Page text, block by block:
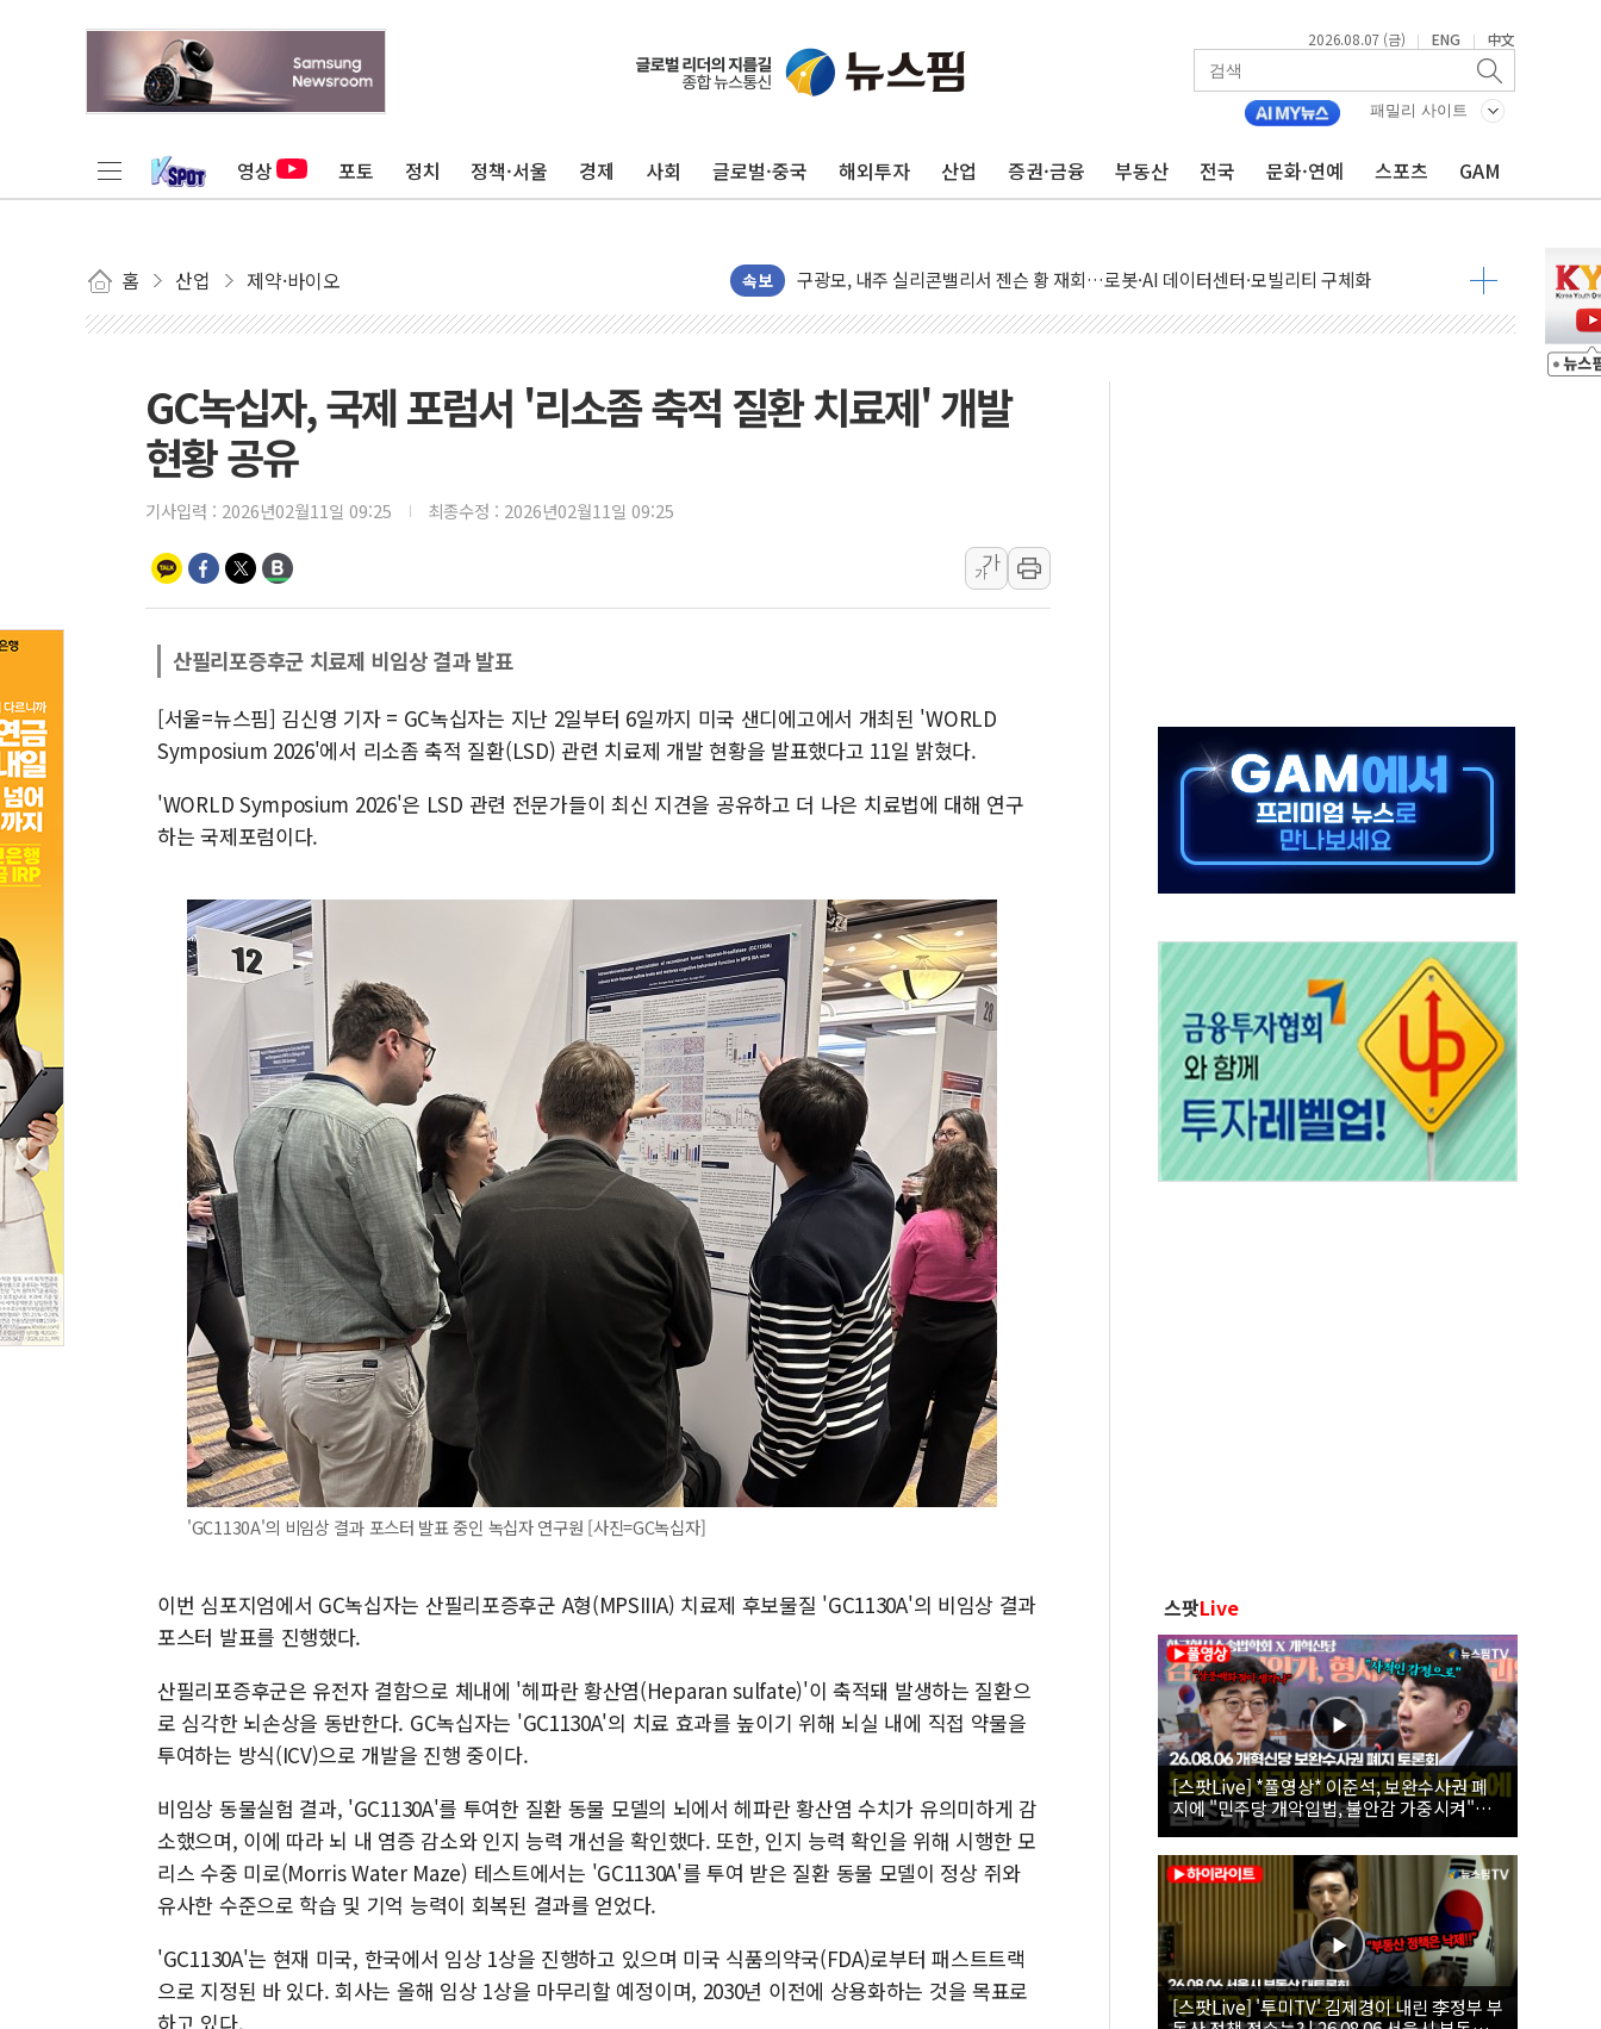
2026.08.07 (금) | ENG | 中文
패밀리 사이트
영상 포토 정치 정책·서울 경제 사회 글로벌·중국 해외투자 산업 증권·금융 부동산 전국 문화·연예 스포츠 GAM
홈 산업 제약·바이오 속보
유럽증시, 견조한 실적 소화하며 대부분 상승… "2분기 기업 순이익 21% 증가" 전망
리투아니아 국방 "러, 우크라 드론으로 나토 회원국 공격 검토… 거짓 깃발 작전"
뉴욕증시 개장 전 특징주...모더나·아이온큐·도어대시↑ VS 샌디스크·피그마·앱러빈↓
김정관 장관 "영업이익 N% 성과급 반대…상법·자본시장법 개정 논의"
청와대, 북한 단거리 탄도미사일 발사에 긴급 안보 점검회의
금값 7주 만에 최고…美 고용 둔화·호르무즈 재개방 기대에 강세
'월가의 황제' 다이먼 "금융시장 레버리지 위험수위…숨은 차입이 더 큰 변수"
양주 섬유염색공장서 화재 1명 중상…대응 1단계 진압 중
[3보] 북, 원산서 동해로 단거리 탄도미사일 1발 발사… 올해 10번째·42일 만 도발
우크라 드론 전술, 중남미 콜롬비아에 새 안보 위기… 반군·마약카르텔이 습득해 전투 활용
주한미군 "오산기지 누출, 백린 아닌 무해한 표면 부식 물질"
구미 폐염산처리업체서 불 2시간30여분만에 진화...외국인 노동자 숨져
GC녹십자, 국제 포럼서 '리소좀 축적 질환 치료제' 개발
현황 공유
기사입력 : 2026년02월11일 09:25 최종수정 : 2026년02월11일 09:25
가
가
산필리포증후군 치료제 비임상 결과 발표
[서울=뉴스핌] 김신영 기자 = GC녹십자는 지난 2일부터 6일까지 미국 샌디에고에서 개최된 'WORLD
Symposium 2026'에서 리소좀 축적 질환(LSD) 관련 치료제 개발 현황을 발표했다고 11일 밝혔다.
'WORLD Symposium 2026'은 LSD 관련 전문가들이 최신 지견을 공유하고 더 나은 치료법에 대해 연구
하는 국제포럼이다.
'GC1130A'의 비임상 결과 포스터 발표 중인 녹십자 연구원 [사진=GC녹십자]
이번 심포지엄에서 GC녹십자는 산필리포증후군 A형(MPSIIIA) 치료제 후보물질 'GC1130A'의 비임상 결과
포스터 발표를 진행했다.
산필리포증후군은 유전자 결함으로 체내에 '헤파란 황산염(Heparan sulfate)'이 축적돼 발생하는 질환으
로 심각한 뇌손상을 동반한다. GC녹십자는 'GC1130A'의 치료 효과를 높이기 위해 뇌실 내에 직접 약물을
투여하는 방식(ICV)으로 개발을 진행 중이다.
비임상 동물실험 결과, 'GC1130A'를 투여한 질환 동물 모델의 뇌에서 헤파란 황산염 수치가 유의미하게 감
소했으며, 이에 따라 뇌 내 염증 감소와 인지 능력 개선을 확인했다. 또한, 인지 능력 확인을 위해 시행한 모
리스 수중 미로(Morris Water Maze) 테스트에서는 'GC1130A'를 투여 받은 질환 동물 모델이 정상 쥐와
유사한 수준으로 학습 및 기억 능력이 회복된 결과를 얻었다.
'GC1130A'는 현재 미국, 한국에서 임상 1상을 진행하고 있으며 미국 식품의약국(FDA)로부터 패스트트랙
으로 지정된 바 있다. 회사는 올해 임상 1상을 마무리할 예정이며, 2030년 이전에 상용화하는 것을 목표로
하고 있다.
스팟Live
[스팟Live] *풀영상* 이준석, 보완수사권 폐
지에 "민주당 개악입법, 불안감 가중시켜"｜
26.08.06 개혁신당 보완수사권 폐지 토론회
[스팟Live] '투미TV' 김제경이 내린 李정부 부